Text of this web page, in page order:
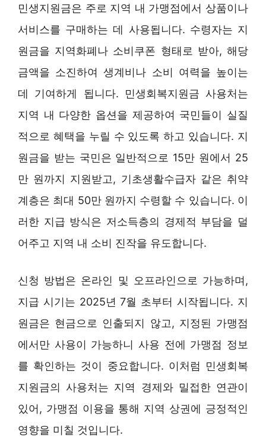
민생지원금은 주로 지역 내 가맹점에서 상품이나
서비스를 구매하는 데 사용됩니다. 수령자는 지
원금을 지역화폐나 소비쿠폰 형태로 받아, 해당
금액을 소진하여 생계비나 소비 여력을 높이는
데 기여하게 됩니다. 민생회복지원금 사용처는
지역 내 다양한 옵션을 제공하여 국민들이 실질
적으로 혜택을 누릴 수 있도록 하고 있습니다. 지
원금을 받는 국민은 일반적으로 15만 원에서 25
만 원까지 지원받고, 기초생활수급자 같은 취약
계층은 최대 50만 원까지 수령할 수 있습니다. 이
러한 지급 방식은 저소득층의 경제적 부담을 덜
어주고 지역 내 소비 진작을 유도합니다.
신청 방법은 온라인 및 오프라인으로 가능하며,
지급 시기는 2025년 7월 초부터 시작됩니다. 지
원금은 현금으로 인출되지 않고, 지정된 가맹점
에서만 사용이 가능하니 사용 전에 가맹점 정보
를 확인하는 것이 중요합니다. 이처럼 민생회복
지원금의 사용처는 지역 경제와 밀접한 연관이
있어, 가맹점 이용을 통해 지역 상권에 긍정적인
영향을 미칠 것입니다.